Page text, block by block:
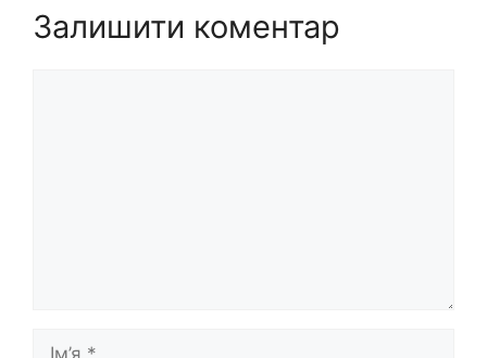
Залишити коментар
Ім’я